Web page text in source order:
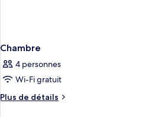
Chambre
4 personnes
Wi-Fi gratuit
Plus de détails
Plus